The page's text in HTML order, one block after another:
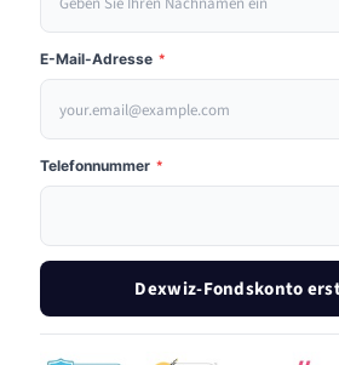
E-Mail-Adresse *
Telefonnummer *
Dexwiz-Fondskonto